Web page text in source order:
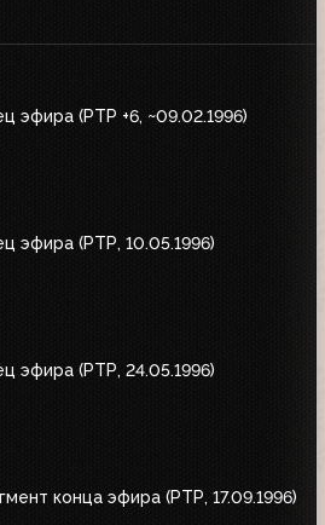
эфира (РТР +6, ~09.02.1996)
эфира (РТР, 10.05.1996)
эфира (РТР, 24.05.1996)
конца эфира (РТР, 17.09.1996)